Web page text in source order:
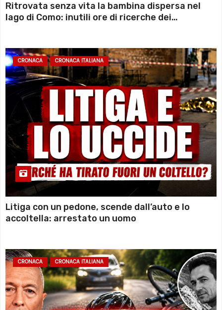
Ritrovata senza vita la bambina dispersa nel
lago di Como: inutili ore di ricerche dei
CRONACA CRONACA ITALIANA
Litiga con un pedone, scende dall’auto e lo
accoltella: arrestato un uomo
CRONACA CRONACA ITALIANA